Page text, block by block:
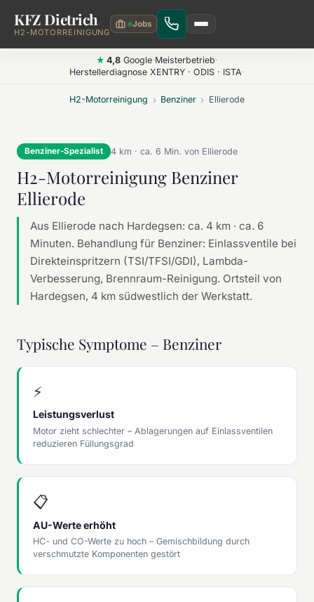
Zum Hauptinhalt springen
KFZ Dietrich
H2-MOTORREINIGUNG
★ 4,8Google·Meisterbetrieb·
Herstellerdiagnose XENTRY · ODIS · ISTA·
H2-Motorreinigung › Benziner › Ellierode
Benziner-Spezialist 4 km · ca. 6 Min. von Ellierode
H2-Motorreinigung Benziner
Ellierode
Aus Ellierode nach Hardegsen: ca. 4 km · ca. 6
Minuten. Behandlung für Benziner: Einlassventile bei
Direkteinspritzern (TSI/TFSI/GDI), Lambda-
Verbesserung, Brennraum-Reinigung. Ortsteil von
Hardegsen, 4 km südwestlich der Werkstatt.
Typische Symptome – Benziner
⚡
Leistungsverlust
Motor zieht schlechter – Ablagerungen auf Einlassventilen
reduzieren Füllungsgrad
📋
AU-Werte erhöht
HC- und CO-Werte zu hoch – Gemischbildung durch
verschmutzte Komponenten gestört